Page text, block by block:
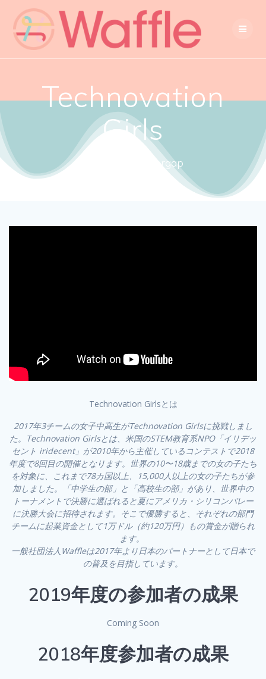
Technovation
Girls
Close the gendergap
Technovation Girlsとは
2017年3チームの女子中高生がTechnovation Girlsに挑戦しまし
た。Technovation Girlsとは、米国のSTEM教育系NPO「イリデッ
セント iridecent」が2010年から主催しているコンテストで2018
年度で8回目の開催となります。世界の10〜18歳までの女の子たち
を対象に、これまで78カ国以上、15,000人以上の女の子たちが参
加しました。「中学生の部」と「高校生の部」があり、世界中の
トーナメントで決勝に選ばれると夏にアメリカ・シリコンバレー
に決勝大会に招待されます。そこで優勝すると、それぞれの部門
チームに起業資金として1万ドル（約120万円）もの賞金が贈られ
ます。
一般社団法人Waffleは2017年より日本のパートナーとして日本で
の普及を目指しています。
2019年度の参加者の成果
Coming Soon
2018年度参加者の成果